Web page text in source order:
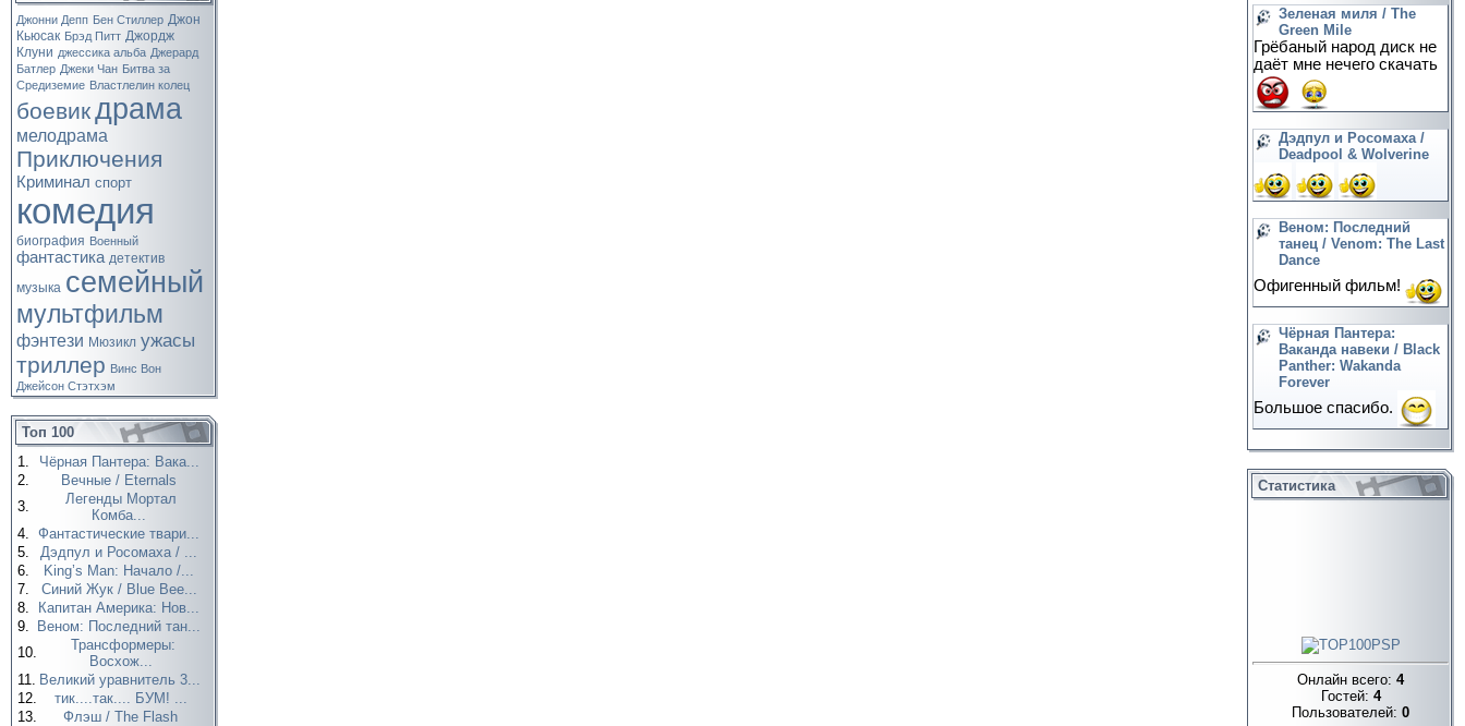
Джонни Депп Бен Стиллер Джон
Кьюсак Брэд Питт Джордж
Клуни джессика альба Джерард
Батлер Джеки Чан Битва за
Средиземие Властлелин колец
боевикдрама
мелодрама
Приключения
Криминал спорт
комедия
биография Военный
фантастика детектив
музыка семейный
мультфильм
фэнтези Мюзикл ужасы
триллер Винс Вон
Джейсон Стэтхэм
Топ 100
1.
Чёрная Пантера: Вака...
2.
Вечные / Eternals
3.
Легенды Мортал
Комба...
4. Фантастические твари...
5.
Дэдпул и Росомаха / ...
6.
King’s Man: Начало /...
7.
Синий Жук / Blue Bee...
8.
Капитан Америка: Нов...
9.
Веном: Последний тан...
10.
Трансформеры:
Восхож...
11. Великий уравнитель 3...
12.
тик....так.... БУМ! ...
13.
Флэш / The Flash
Зеленая миля / The
Green Mile
Грёбаный народ диск не
даёт мне нечего скачать
Дэдпул и Росомаха /
Deadpool & Wolverine
Веном: Последний
танец / Venom: The Last
Dance
Офигенный фильм!
Чёрная Пантера:
Ваканда навеки / Black
Panther: Wakanda
Forever
Большое спасибо.
Статистика
Онлайн всего: 4
Гостей: 4
Пользователей: 0